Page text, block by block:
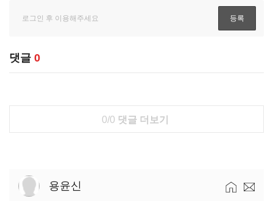
댓글 0
0/0 댓글 더보기
용윤신